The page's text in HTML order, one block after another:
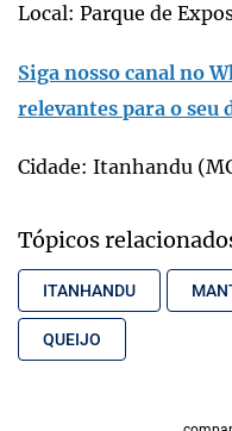
Local: Parque de
Siga nosso canal no
relevantes para o seu
Cidade: Itanhandu
Tópicos
ITANHANDU
QUEIJO